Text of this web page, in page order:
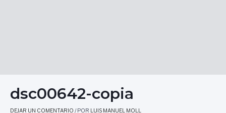
dsc00642-copia
DEJAR UN COMENTARIO / POR LUIS MANUEL MOLL